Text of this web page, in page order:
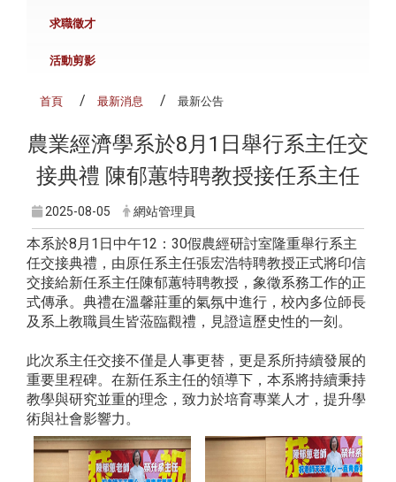
求職徵才
活動剪影
首頁 最新消息 最新公告
農業經濟學系於8月1日舉行系主任交
接典禮 陳郁蕙特聘教授接任系主任
2025-08-05 網站管理員
本系於8月1日中午12：30假農經研討室隆重舉行系主
任交接典禮，由原任系主任張宏浩特聘教授正式將印信
交接給新任系主任陳郁蕙特聘教授，象徵系務工作的正
式傳承。典禮在溫馨莊重的氣氛中進行，校內多位師長
及系上教職員生皆蒞臨觀禮，見證這歷史性的一刻。
此次系主任交接不僅是人事更替，更是系所持續發展的
重要里程碑。在新任系主任的領導下，本系將持續秉持
教學與研究並重的理念，致力於培育專業人才，提升學
術與社會影響力。